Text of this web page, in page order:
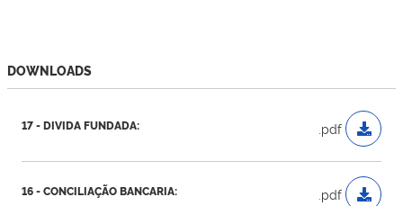
DOWNLOADS
17 - DIVIDA FUNDADA: .pdf
16 - CONCILIAÇÃO BANCARIA: .pdf